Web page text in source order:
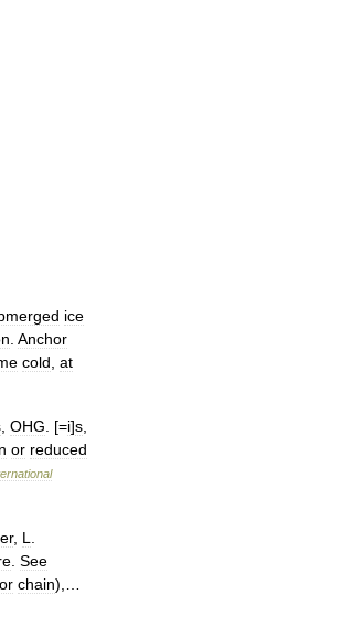
ice
Anchor
cold at
OHG . [=i]s
or reduced
, L
See
or chain),…